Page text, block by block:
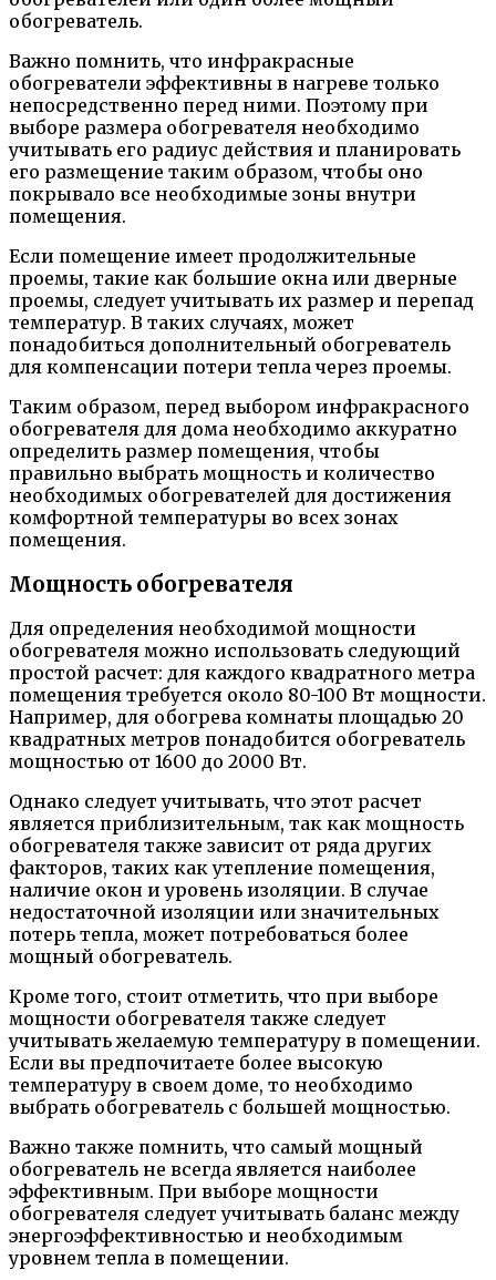
обогреватель.
Важно помнить, что инфракрасные
обогреватели эффективны в нагреве только
непосредственно перед ними. Поэтому при
выборе размера обогревателя необходимо
учитывать его радиус действия и планировать
его размещение таким образом, чтобы оно
покрывало все необходимые зоны внутри
помещения.
Если помещение имеет продолжительные
проемы, такие как большие окна или дверные
проемы, следует учитывать их размер и перепад
температур. В таких случаях, может
понадобиться дополнительный обогреватель
для компенсации потери тепла через проемы.
Таким образом, перед выбором инфракрасного
обогревателя для дома необходимо аккуратно
определить размер помещения, чтобы
правильно выбрать мощность и количество
необходимых обогревателей для достижения
комфортной температуры во всех зонах
помещения.
Мощность обогревателя
Для определения необходимой мощности
обогревателя можно использовать следующий
простой расчет: для каждого квадратного метра
помещения требуется около 80-100 Вт мощности.
Например, для обогрева комнаты площадью 20
квадратных метров понадобится обогреватель
мощностью от 1600 до 2000 Вт.
Однако следует учитывать, что этот расчет
является приблизительным, так как мощность
обогревателя также зависит от ряда других
факторов, таких как утепление помещения,
наличие окон и уровень изоляции. В случае
недостаточной изоляции или значительных
потерь тепла, может потребоваться более
мощный обогреватель.
Кроме того, стоит отметить, что при выборе
мощности обогревателя также следует
учитывать желаемую температуру в помещении.
Если вы предпочитаете более высокую
температуру в своем доме, то необходимо
выбрать обогреватель с большей мощностью.
Важно также помнить, что самый мощный
обогреватель не всегда является наиболее
эффективным. При выборе мощности
обогревателя следует учитывать баланс между
энергоэффективностью и необходимым
уровнем тепла в помещении.